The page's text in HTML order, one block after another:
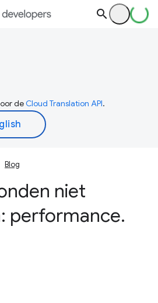
deCloud Translation API.
Blog
niet
performance.